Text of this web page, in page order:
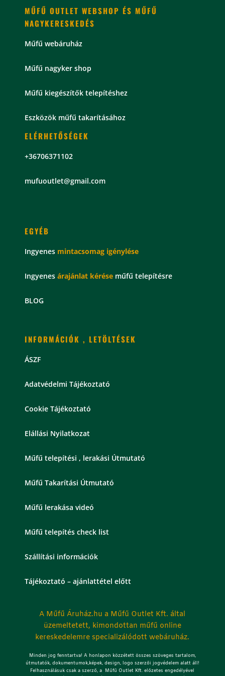
MŰFŰ OUTLET WEBSHOP ÉS MŰFŰ
NAGYKERESKEDÉS
Műfű webáruház
Műfű nagyker shop
Műfű kiegészítők telepítéshez
Eszközök műfű takarításához
ELÉRHETŐSÉGEK
+36706371102
mufuoutlet@gmail.com
EGYÉB
Ingyenes mintacsomag igénylése
Ingyenes árajánlat kérése műfű telepítésre
BLOG
INFORMÁCIÓK , LETÖLTÉSEK
ÁSZF
Adatvédelmi Tájékoztató
Cookie Tájékoztató
Elállási Nyilatkozat
Műfű telepítési , lerakási Útmutató
Műfű Takarítási Útmutató
Műfű lerakása videó
Műfű telepítés check list
Szállítási információk
Tájékoztató – ajánlattétel előtt
A Műfű Áruház.hu a Műfű Outlet Kft. által
üzemeltetett, kimondottan műfű online
kereskedelemre specializálódott webáruház.
Minden jog fenntartva! A honlapon közzétett összes szöveges tartalom,
útmutatók, dokumentumok,képek, design, logo szerzői jogvédelem alatt áll!
Felhasználásuk csak a szerző, a Műfű Outlet Kft. előzetes engedélyével